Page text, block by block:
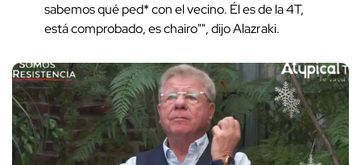
sabemos qué ped* con el vecino. Él es de la 4T,
está comprobado, es chairo"", dijo Alazraki.